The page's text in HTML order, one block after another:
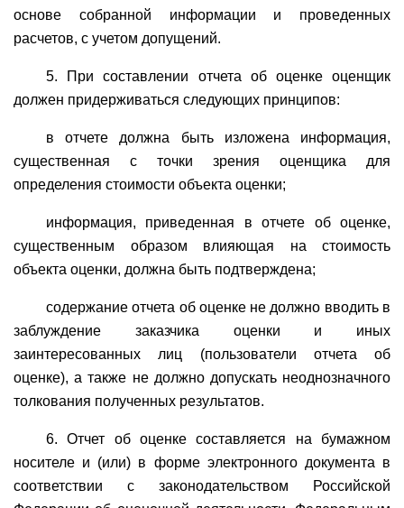
основе собранной информации и проведенных
расчетов, с учетом допущений.
5. При составлении отчета об оценке оценщик
должен придерживаться следующих принципов:
в отчете должна быть изложена информация,
существенная с точки зрения оценщика для
определения стоимости объекта оценки;
информация, приведенная в отчете об оценке,
существенным образом влияющая на стоимость
объекта оценки, должна быть подтверждена;
содержание отчета об оценке не должно вводить в
заблуждение заказчика оценки и иных
заинтересованных лиц (пользователи отчета об
оценке), а также не должно допускать неоднозначного
толкования полученных результатов.
6. Отчет об оценке составляется на бумажном
носителе и (или) в форме электронного документа в
соответствии с законодательством Российской